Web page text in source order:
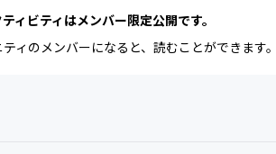
ィビティはメンバー限定公開です。
ィのメンバーになると、読むことができます。